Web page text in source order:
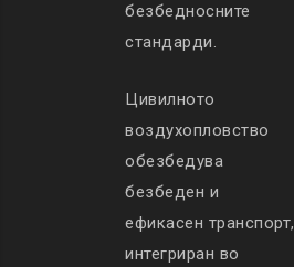
безбедносните
стандарди.
Цивилното
воздухопловство
обезбедува
безбеден и
ефикасен транспорт,
интегриран во